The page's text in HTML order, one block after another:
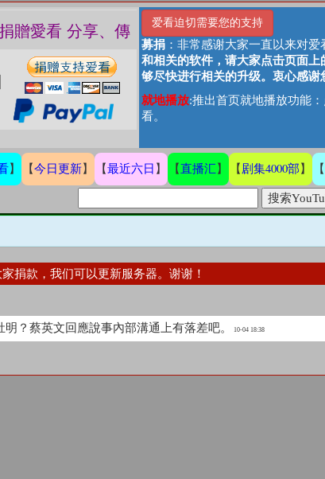
捐贈愛看 分享、傳播愛看 ❤️
爱看迫切需要您的支持
募捐 ：非常感谢大家一直以来对爱
和相关的软件，请大家点击页面
够尽快进行相关的升级。衷心感谢
就地播放:推出首页就地播放功能
看。
】 【今日更新】 【最近六日 】 【直播汇 】 【 剧集4000部 】 【
捐款，我们可以更新服务器。谢谢！
？蔡英文回應說事內部溝通上有落差吧。 10-04 18:38